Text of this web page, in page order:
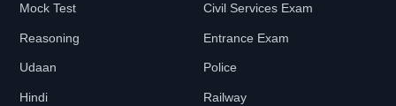
Mock Test
Reasoning
Udaan
Hindi
Civil Services Exam
Entrance Exam
Police
Railway